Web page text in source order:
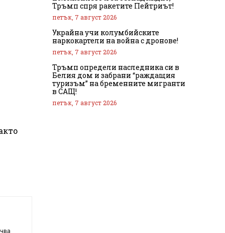
Тръмп спря ракетите Пейтриът!
петък, 7 август 2026
Украйна учи колумбийските
наркокартели на война с дронове!
петък, 7 август 2026
Тръмп определи наследника си в
Белия дом и забрани “раждащия
туризъм” на бременните мигранти
в САЩ!
петък, 7 август 2026